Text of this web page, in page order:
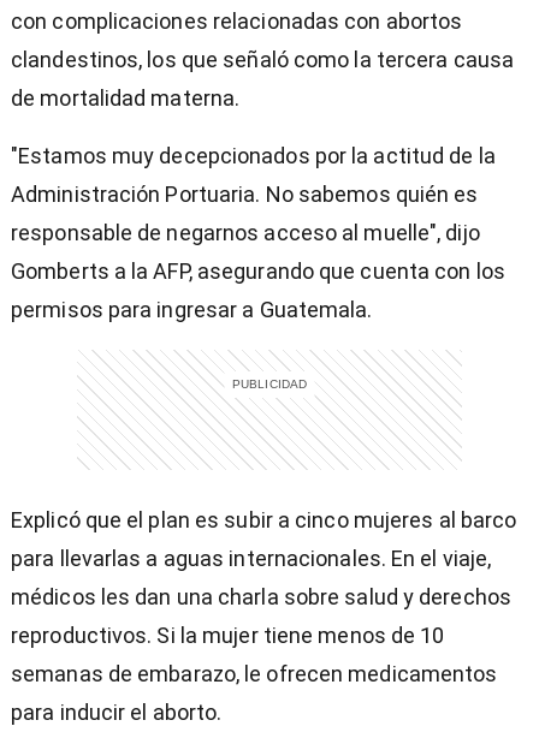
con complicaciones relacionadas con abortos
clandestinos, los que señaló como la tercera causa
de mortalidad materna.
"Estamos muy decepcionados por la actitud de la
Administración Portuaria. No sabemos quién es
responsable de negarnos acceso al muelle", dijo
Gomberts a la AFP, asegurando que cuenta con los
permisos para ingresar a Guatemala.
Explicó que el plan es subir a cinco mujeres al barco
para llevarlas a aguas internacionales. En el viaje,
médicos les dan una charla sobre salud y derechos
reproductivos. Si la mujer tiene menos de 10
semanas de embarazo, le ofrecen medicamentos
para inducir el aborto.